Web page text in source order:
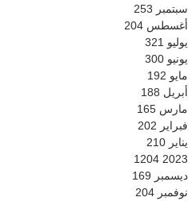
سبتمبر 253
أغسطس 204
يوليو 321
يونيو 300
مايو 192
أبريل 188
مارس 165
فبراير 202
يناير 210
2023
1204
ديسمبر 169
نوفمبر 204